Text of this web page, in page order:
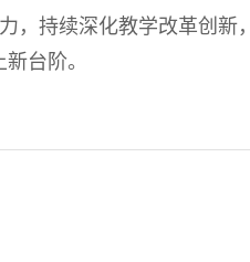
持续深化教学改革创新
台阶。